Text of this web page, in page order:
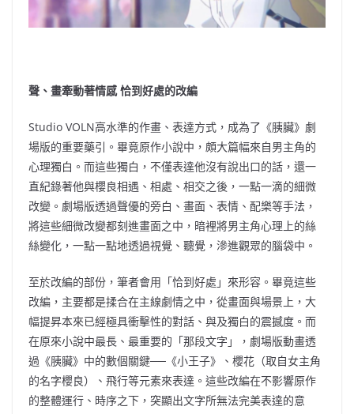
聲、畫牽動著情感 恰到好處的改編
Studio VOLN高水準的作畫、表達方式，成為了《胰臟》劇
場版的重要藥引。畢竟原作小說中，頗大篇幅來自男主角的
心理獨白。而這些獨白，不僅表達他沒有說出口的話，還一
直紀錄著他與櫻良相遇、相處、相交之後，一點一滴的細微
改變。劇場版透過聲優的旁白、畫面、表情、配樂等手法，
將這些細微改變都刻進畫面之中，暗裡將男主角心理上的絲
絲變化，一點一點地透過視覺、聽覺，滲進觀眾的腦袋中。
至於改編的部份，筆者會用「恰到好處」來形容。畢竟這些
改編，主要都是揉合在主線劇情之中，從畫面與場景上，大
幅提昇本來已經極具衝擊性的對話、與及獨白的震撼度。而
在原來小說中最長、最重要的「那段文字」，劇場版動畫透
過《胰臟》中的數個關鍵──《小王子》、櫻花（取自女主角
的名字櫻良）、飛行等元素來表達。這些改編在不影響原作
的整體運行、時序之下，突顯出文字所無法完美表達的意